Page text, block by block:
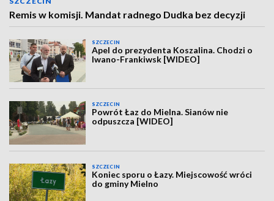
Remis w komisji. Mandat radnego Dudka bez decyzji
SZCZECIN
Apel do prezydenta Koszalina. Chodzi o
Iwano-Frankiwsk [WIDEO]
SZCZECIN
Powrót Łaz do Mielna. Sianów nie
odpuszcza [WIDEO]
SZCZECIN
Koniec sporu o Łazy. Miejscowość wróci
do gminy Mielno